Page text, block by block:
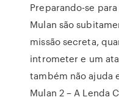
Preparando-se
Mulan são
missão secreta,
intrometer e um
também não ajuda
Mulan 2 – A Lenda